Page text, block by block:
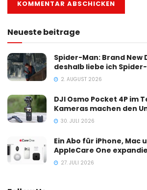
Neueste beitrage
Spider-Man: Brand New
deshalb liebe ich
2. AUGUST 2026
DJI Osmo Pocket 4P im
Kameras machen den
30. JULI 2026
Ein Abo für iPhone, Mac
AppleCare One
27. JULI 2026